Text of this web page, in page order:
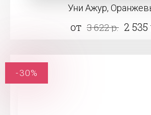
Уни Ажур,
от 3 622 р. 2 535
-30%